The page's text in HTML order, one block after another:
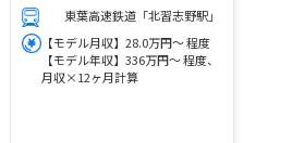
東葉高速鉄道「北習志野駅」
【モデル月収】28.0万円～ 程度
【モデル年収】336万円～ 程度、
月収×12ヶ月計算